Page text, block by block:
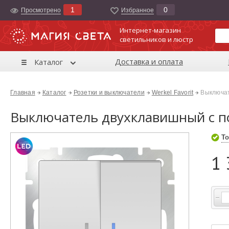
Просмотрено 1 Избранноe 0
Интернет-магазин
светильников и люстр
Каталог Доставка и оплата
Главная Каталог Розетки и выключатели Werkel Favorit
Выключатель двухклавишный с
1